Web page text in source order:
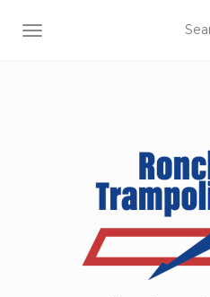
OUVRIR/FERMER LA